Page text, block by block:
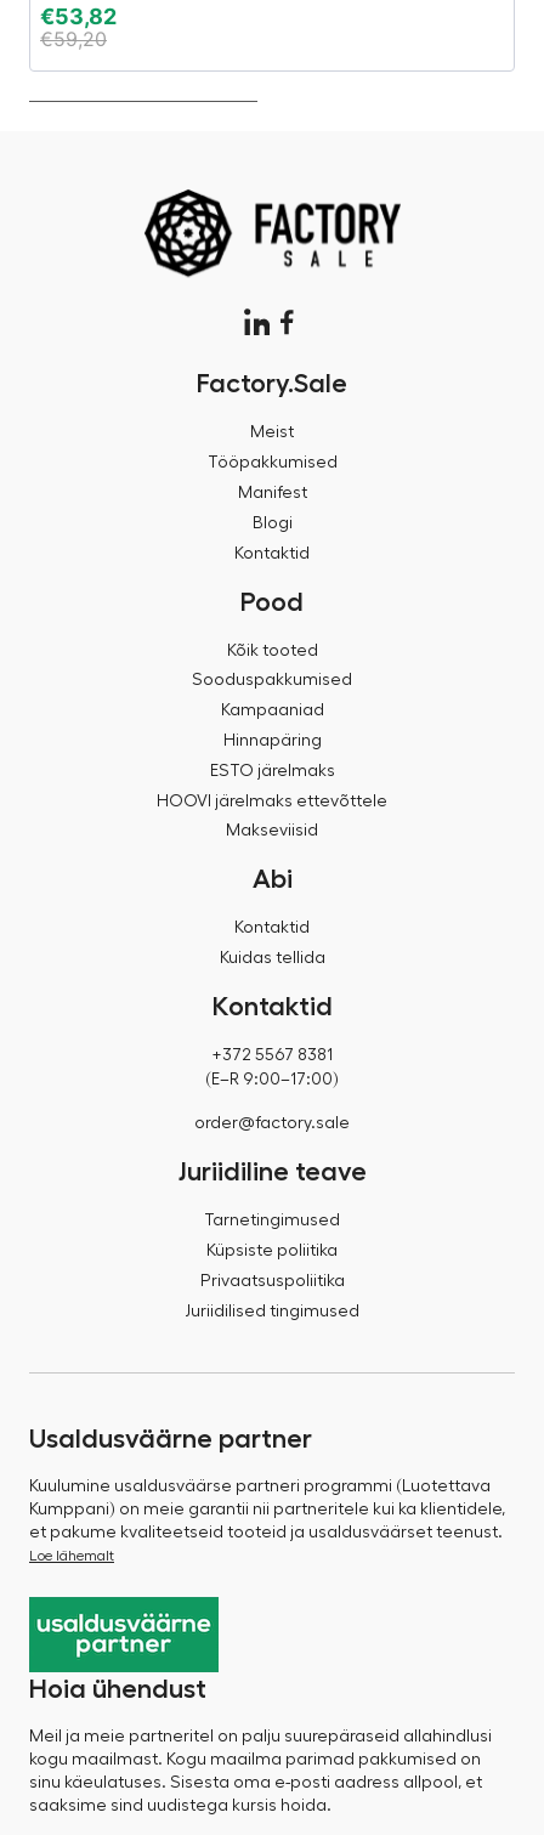
€53,82
€59,20
Factory.Sale
Meist
Tööpakkumised
Manifest
Blogi
Kontaktid
Pood
Kõik tooted
Sooduspakkumised
Kampaaniad
Hinnapäring
ESTO järelmaks
HOOVI järelmaks ettevõttele
Makseviisid
Abi
Kontaktid
Kuidas tellida
Kontaktid
+372 5567 8381
(E–R 9:00–17:00)
order@factory.sale
Juriidiline teave
Tarnetingimused
Küpsiste poliitika
Privaatsuspoliitika
Juriidilised tingimused
Usaldusväärne partner
Kuulumine usaldusväärse partneri programmi (Luotettava
Kumppani) on meie garantii nii partneritele kui ka klientidele,
et pakume kvaliteetseid tooteid ja usaldusväärset teenust.
Loe lähemalt
Hoia ühendust
Meil ja meie partneritel on palju suurepäraseid allahindlusi
kogu maailmast. Kogu maailma parimad pakkumised on
sinu käeulatuses. Sisesta oma e-posti aadress allpool, et
saaksime sind uudistega kursis hoida.